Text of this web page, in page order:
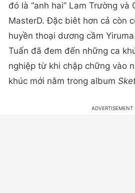
đó là “anh hai” Lam Trường và
MasterD. Đặc biêt hơn cả còn
huyền thoại dương cầm
Tuấn đã đem đến những ca
nghiệp từ khi chập chững vào
khúc mới nằm trong album